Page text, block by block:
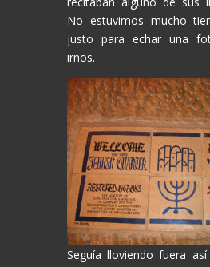
No estuvimos mucho
justo para echar una
irnos.
Seguía lloviendo fuera